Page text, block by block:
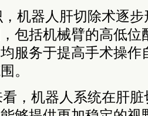
机器人肝切除术逐
包括机械臂的高低位
服务于提高手术操作
。
，机器人系统在肝